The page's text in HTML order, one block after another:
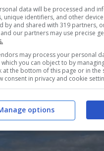
data will be processed and
unique identifiers, and other
by and shared with 319 partners,
and our partners may use precise
may process your personal
which you can object to by
at the bottom of this page or in the
consent in privacy and cookie
options